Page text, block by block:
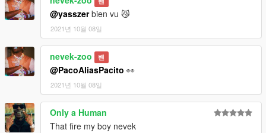
@yasszerbien vu 😼
2021년 10월 08일
nevek-zoo 밴
@PacoAliasPacito 👀
2021년 10월 08일
Only a Human
That fire my boy nevek